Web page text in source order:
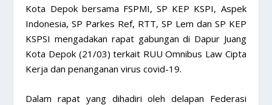
Kota Depok bersama FSPMI, SP KEP KSPI, Aspek
Indonesia, SP Parkes Ref, RTT, SP Lem dan SP KEP
KSPSI mengadakan rapat gabungan di Dapur Juang
Kota Depok (21/03) terkait RUU Omnibus Law Cipta
Kerja dan penanganan virus covid-19.
Dalam rapat yang dihadiri oleh delapan Federasi